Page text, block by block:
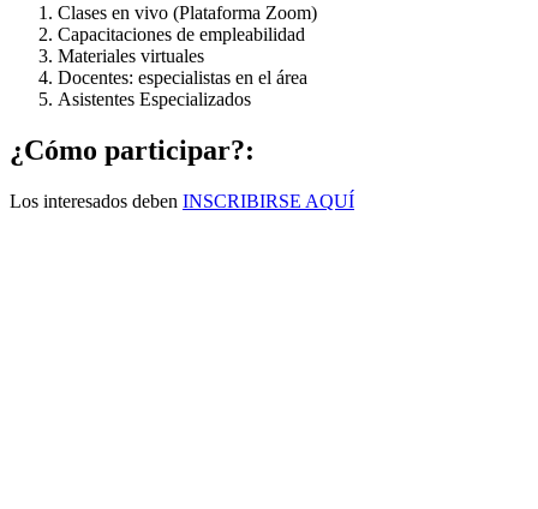
Clases en vivo (Plataforma Zoom)
Capacitaciones de empleabilidad
Materiales virtuales
Docentes: especialistas en el área
Asistentes Especializados
¿Cómo participar?:
Los interesados deben INSCRIBIRSE AQUÍ